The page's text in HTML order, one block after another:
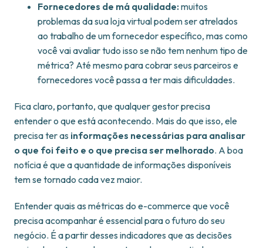
Fornecedores de má qualidade: muitos
problemas da sua loja virtual podem ser atrelados
ao trabalho de um fornecedor específico, mas como
você vai avaliar tudo isso se não tem nenhum tipo de
métrica? Até mesmo para cobrar seus parceiros e
fornecedores você passa a ter mais dificuldades.
Fica claro, portanto, que qualquer gestor precisa
entender o que está acontecendo. Mais do que isso, ele
precisa ter as informações necessárias para analisar
o que foi feito e o que precisa ser melhorado. A boa
notícia é que a quantidade de informações disponíveis
tem se tornado cada vez maior.
Entender quais as métricas do e-commerce que você
precisa acompanhar é essencial para o futuro do seu
negócio. É a partir desses indicadores que as decisões